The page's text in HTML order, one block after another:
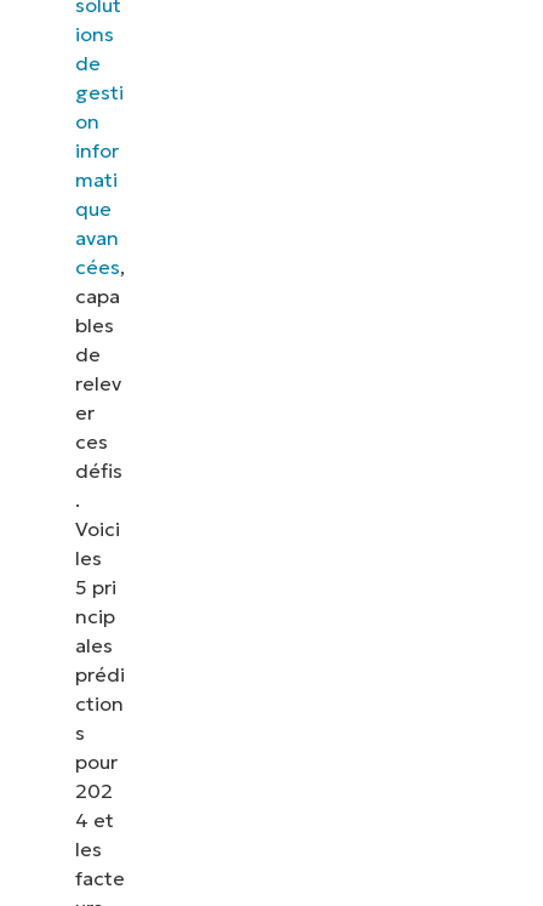
solut
ions
de
gesti
on
infor
mati
que
avan
cées,
capa
bles
de
relev
er
ces
défis
.
Voici
les
5 pri
ncip
ales
prédi
ction
s
pour
202
4 et
les
facte